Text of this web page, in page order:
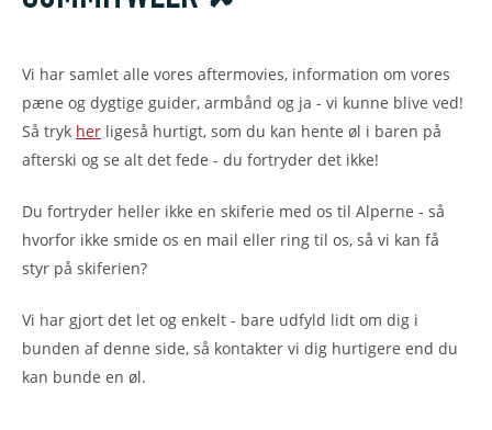
SØG SKIREJSER
Vi har samlet alle vores aftermovies, information om vores
pæne og dygtige guider, armbånd og ja - vi kunne blive ved!
Så tryk her ligeså hurtigt, som du kan hente øl i baren på
afterski og se alt det fede - du fortryder det ikke!
Du fortryder heller ikke en skiferie med os til Alperne - så
hvorfor ikke smide os en mail eller ring til os, så vi kan få
styr på skiferien?
Vi har gjort det let og enkelt - bare udfyld lidt om dig i
bunden af denne side, så kontakter vi dig hurtigere end du
kan bunde en øl.